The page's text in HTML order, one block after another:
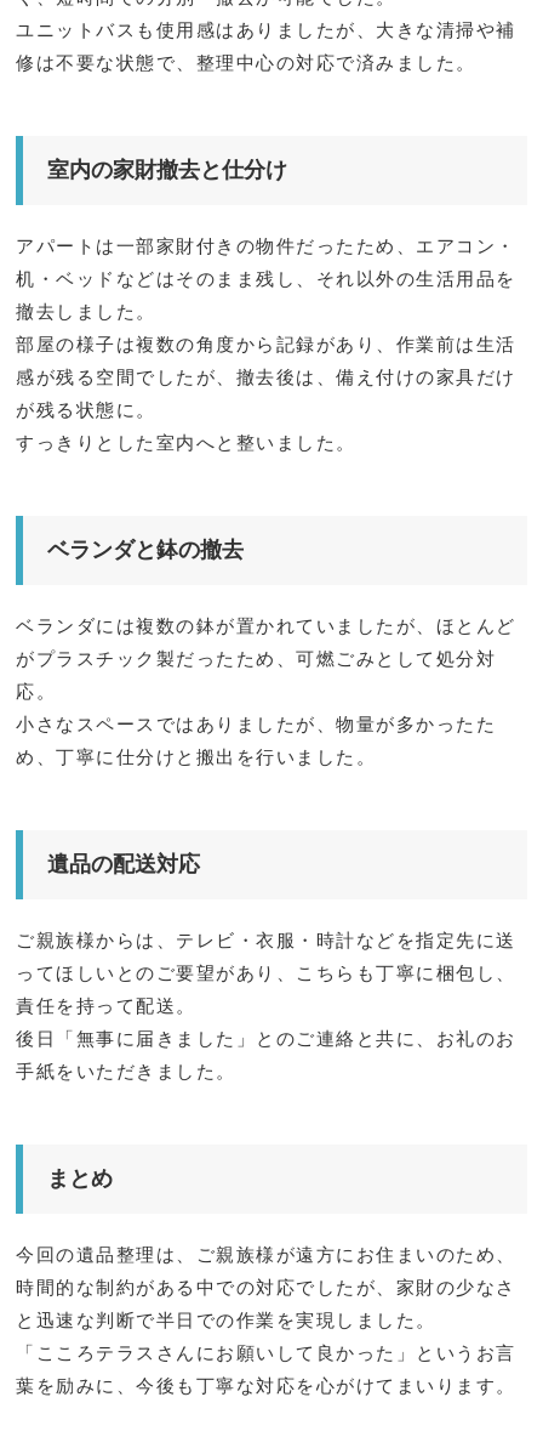
ユニットバスも使用感はありましたが、大きな清掃や補
修は不要な状態で、整理中心の対応で済みました。
室内の家財撤去と仕分け
アパートは一部家財付きの物件だったため、エアコン・
机・ベッドなどはそのまま残し、それ以外の生活用品を
撤去しました。
部屋の様子は複数の角度から記録があり、作業前は生活
感が残る空間でしたが、撤去後は、備え付けの家具だけ
が残る状態に。
すっきりとした室内へと整いました。
ベランダと鉢の撤去
ベランダには複数の鉢が置かれていましたが、ほとんど
がプラスチック製だったため、可燃ごみとして処分対
応。
小さなスペースではありましたが、物量が多かったた
め、丁寧に仕分けと搬出を行いました。
遺品の配送対応
ご親族様からは、テレビ・衣服・時計などを指定先に送
ってほしいとのご要望があり、こちらも丁寧に梱包し、
責任を持って配送。
後日「無事に届きました」とのご連絡と共に、お礼のお
手紙をいただきました。
まとめ
今回の遺品整理は、ご親族様が遠方にお住まいのため、
時間的な制約がある中での対応でしたが、家財の少なさ
と迅速な判断で半日での作業を実現しました。
「こころテラスさんにお願いして良かった」というお言
葉を励みに、今後も丁寧な対応を心がけてまいります。